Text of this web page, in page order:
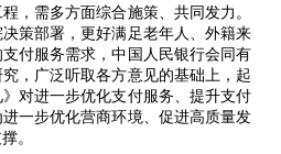
，需多方面综合施策、共同发力。
策部署，更好满足老年人、外籍来
付服务需求，中国人民银行会同有
，广泛听取各方意见的基础上，起
对进一步优化支付服务、提升支付
一步优化营商环境、促进高质量发
。